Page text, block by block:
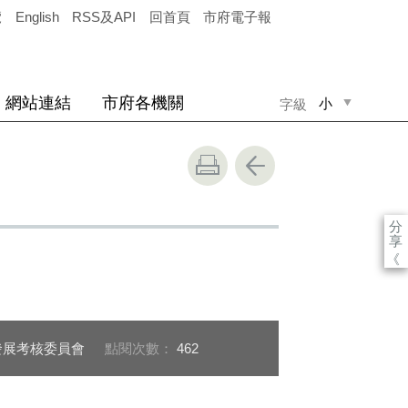
English RSS及API 回首頁 市府電子報
字級 小
網站連結 市府各機關
分
享
《
考核委員會 點閱次數： 462